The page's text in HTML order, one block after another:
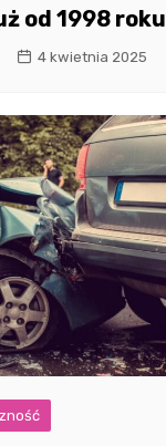
od 1998 roku
4 kwietnia 2025